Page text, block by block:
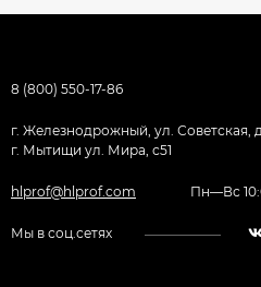
8 (800) 550-17-86
г. Железнодрожный, ул. Советская,
г. Мытищи ул. Мира, с51
hlprof@hlprof.com Пн—Вс
Мы в соц.сетях